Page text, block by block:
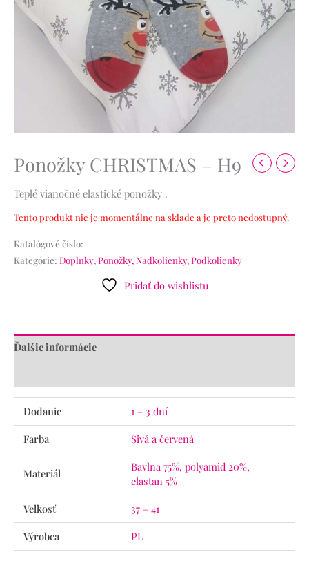
Ponožky CHRISTMAS – H9
Teplé vianočné elastické ponožky .
Tento produkt nie je momentálne na sklade a je preto nedostupný.
Katalógové číslo: -
Kategórie: Doplnky,Ponožky, Nadkolienky, Podkolienky
Pridať do wishlistu
Ďalšie informácie
Dodanie
1 – 3 dní
Farba
Sivá a červená
Materiál
Bavlna 75%, polyamid 20%,
elastan 5%
Veľkosť
37 – 41
Výrobca
PL